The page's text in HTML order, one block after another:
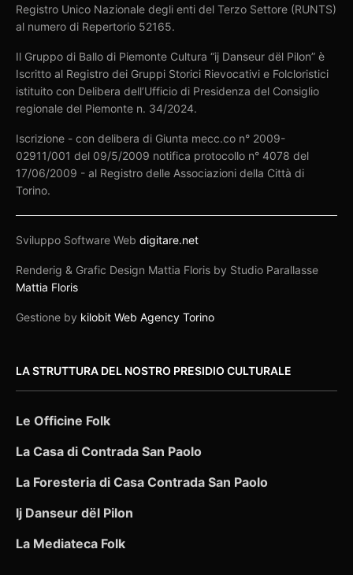
Registro Unico Nazionale degli enti del Terzo Settore (RUNTS)
al numero di Repertorio 52165.
Il Gruppo di Ballo di Piemonte Cultura “ij Danseur dël Pilon” è
Iscritto al Registro dei Gruppi Storici Rievocativi e Folcloristici
istituito con Delibera dell’Ufficio di Presidenza del Consiglio
regionale del Piemonte n. 34/2024.
Iscrizione - con delibera di Giunta mecc.co n° 2009-
02911/001 del 09/5/2009 notifica protocollo n° 4078 del
17/06/2009 - al Registro delle Associazioni della Città di
Torino.
Sviluppo Software Webdigitare.net
Renderig & Grafic Design Mattia Floris by Studio Parallasse
Mattia Floris
Gestione by kilobit Web Agency Torino
LA STRUTTURA DEL NOSTRO PRESIDIO CULTURALE
Le Officine Folk
La Casa di Contrada San Paolo
La Foresteria di Casa Contrada San Paolo
Ij Danseur dël Pilon
La Mediateca Folk